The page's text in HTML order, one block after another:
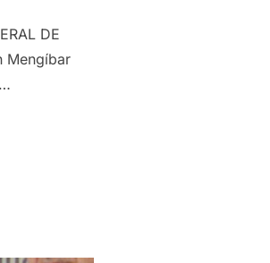
DE
Mengíbar
DE ACCIONISTAS PARA EL MARTES 25